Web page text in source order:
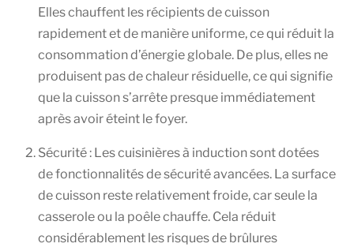
Elles chauffent les récipients de cuisson
rapidement et de manière uniforme, ce qui réduit la
consommation d’énergie globale. De plus, elles ne
produisent pas de chaleur résiduelle, ce qui signifie
que la cuisson s’arrête presque immédiatement
après avoir éteint le foyer.
Sécurité : Les cuisinières à induction sont dotées
de fonctionnalités de sécurité avancées. La surface
de cuisson reste relativement froide, car seule la
casserole ou la poêle chauffe. Cela réduit
considérablement les risques de brûlures